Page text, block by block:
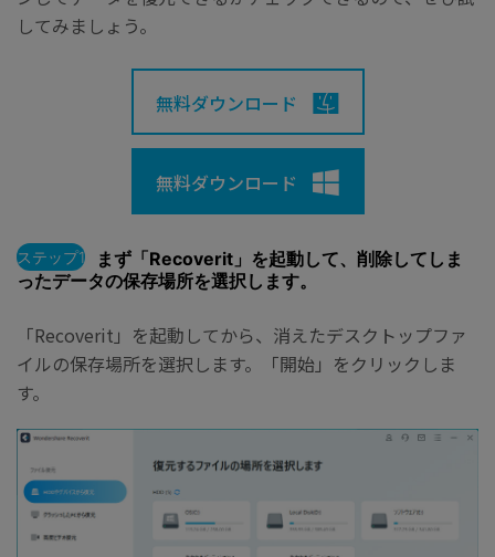
してみましょう。
無料ダウンロード
無料ダウンロード
ステップ1
まず「Recoverit」を起動して、削除してしま
ったデータの保存場所を選択します。
「Recoverit」を起動してから、消えたデスクトップファ
イルの保存場所を選択します。「開始」をクリックしま
す。